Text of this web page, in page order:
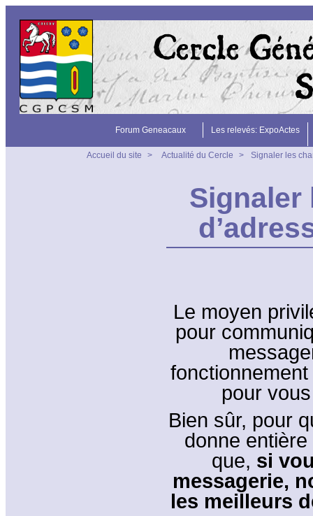
Forum Geneacaux Les relevés: ExpoActes
Accueil du site > Actualité du Cercle > Signaler les
Signaler
Le moyen
pour
pour
Bien sûr, pour
donne
que, si
messagerie,
les meilleurs